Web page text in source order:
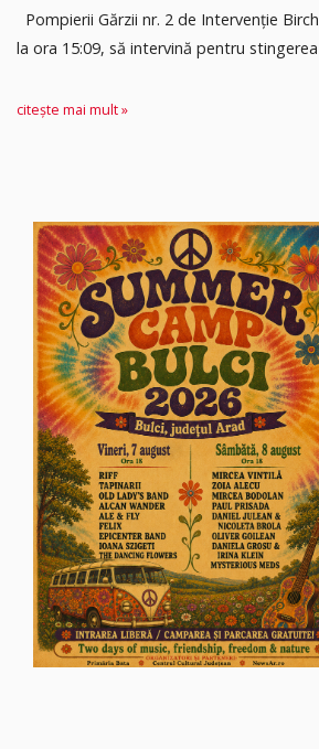
Pompierii Gărzii nr. 2 de Intervenție
la ora 15:09, să intervină pentru stingerea
citește mai mult »